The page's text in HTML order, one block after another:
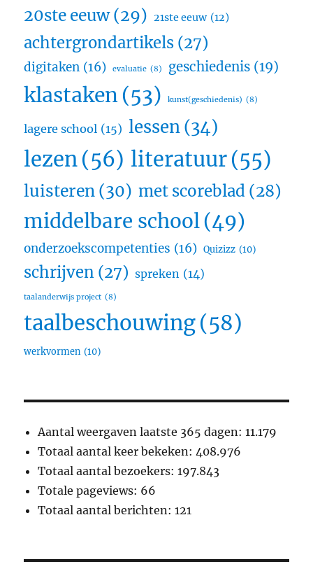
20ste eeuw(29) 21ste eeuw (12)
achtergrondartikels (27)
digitaken (16) evaluatie (8) geschiedenis (19)
klastaken(53) kunst(geschiedenis) (8)
lagere school (15) lessen(34)
lezen(56) literatuur(55)
luisteren (30) met scoreblad (28)
middelbare school(49)
onderzoekscompetenties (16) Quizizz (10)
schrijven (27) spreken (14)
taalanderwijs project (8)
taalbeschouwing(58)
werkvormen (10)
Aantal weergaven laatste 365 dagen:11.179
Totaal aantal keer bekeken: 408.976
Totaal aantal bezoekers:197.843
Totale pageviews: 66
Totaal aantal berichten:121